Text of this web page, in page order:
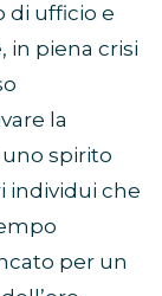
di ufficio e
in piena crisi
la
uno spirito
individui che
per un